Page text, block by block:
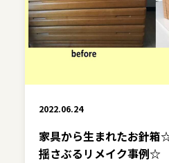
2022.06.24
家具から生まれたお針箱
揺さぶるリメイク事例☆